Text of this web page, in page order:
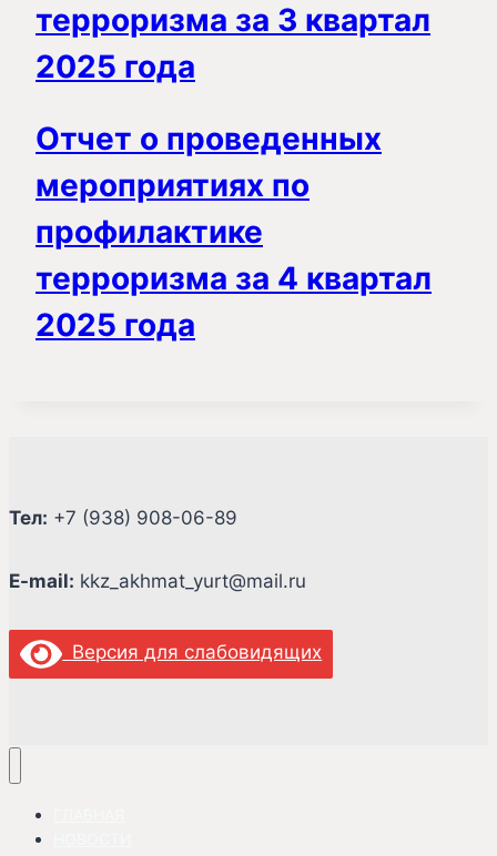
терроризма за 3 квартал
2025 года
Отчет о проведенных
мероприятиях по
профилактике
терроризма за 4 квартал
2025 года
Тел: +7 (938) 908-06-89
E-mail: kkz_akhmat_yurt@mail.ru
Версия для слабовидящих